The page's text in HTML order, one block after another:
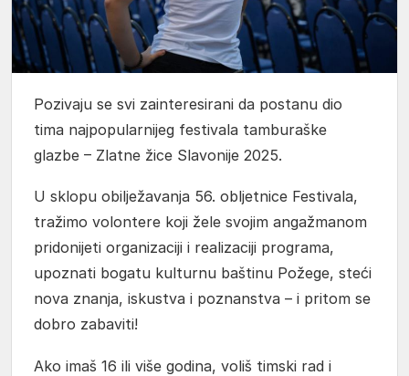
Pozivaju se svi zainteresirani da postanu dio
tima najpopularnijeg festivala tamburaške
glazbe – Zlatne žice Slavonije 2025.
U sklopu obilježavanja 56. obljetnice Festivala,
tražimo volontere koji žele svojim angažmanom
pridonijeti organizaciji i realizaciji programa,
upoznati bogatu kulturnu baštinu Požege, steći
nova znanja, iskustva i poznanstva – i pritom se
dobro zabaviti!
Ako imaš 16 ili više godina, voliš timski rad i